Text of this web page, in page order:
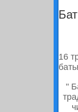
16
"